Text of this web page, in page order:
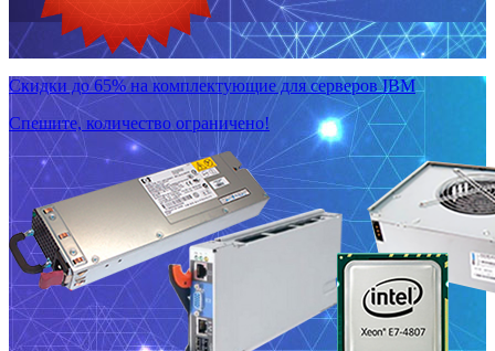
Скидки до 65% на комплектующие для серверов IBM
Спешите, количество ограничено!